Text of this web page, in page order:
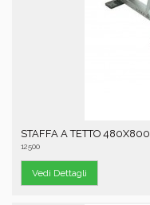
STAFFA A TETTO 480X800
12500
Vedi Dettagli